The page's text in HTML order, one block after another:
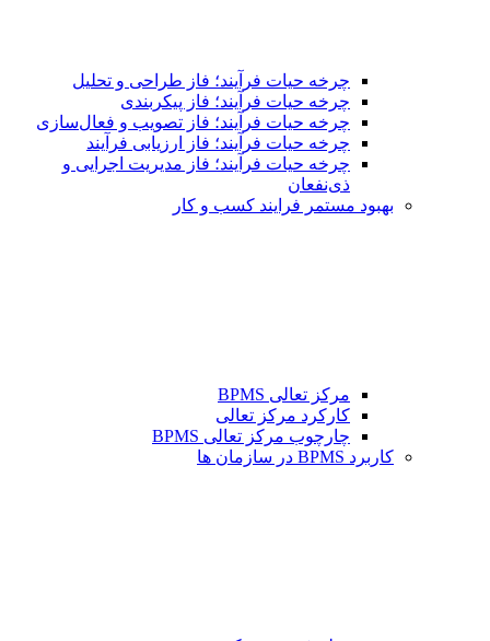
چرخه حیات فرآیند؛ فاز طراحی و تحلیل
چرخه حیات فرآیند؛ فاز پیکربندی
چرخه حیات فرآیند؛ فاز تصویب و فعال‌سازی
چرخه حیات فرآیند؛ فاز ارزیابی فرآیند
چرخه حیات فرآیند؛ فاز مدیریت اجرایی و
ذی‌نفعان
بهبود مستمر فرایند کسب و کار
مرکز تعالی BPMS
کارکرد مرکز تعالی
چارچوب مرکز تعالی BPMS
کاربرد BPMS در سازمان ها